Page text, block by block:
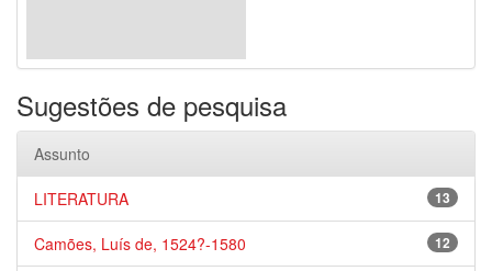
Sugestões de pesquisa
Assunto
13
LITERATURA
12
Camões, Luís de, 1524?-1580